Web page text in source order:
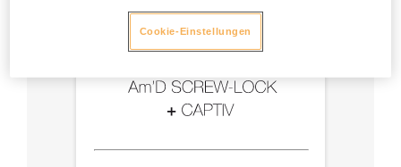
Cookie-Einstellungen